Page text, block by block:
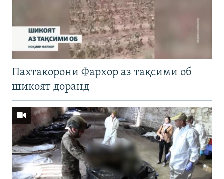
Пахтакорони Фархор аз тақсими об
шикоят доранд